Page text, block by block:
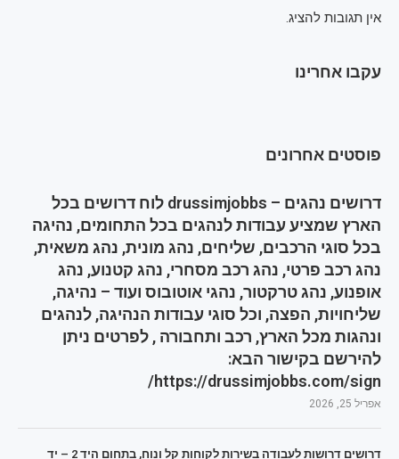
אין תגובות להציג.
עקבו אחרינו
פוסטים אחרונים
דרושים נהגים – drussimjobbs לוח דרושים בכל
הארץ שמציע עבודות לנהגים בכל התחומים, נהיגה
בכל סוגי הרכבים, שליחים, נהג מונית, נהג משאית,
נהג רכב פרטי, נהג רכב מסחרי, נהג קטנוע, נהג
אופנוע, נהג טרקטור, נהגי אוטובוס ועוד – נהיגה,
שליחויות, הפצה, וכל סוגי עבודות הנהיגה, לנהגים
ונהגות מכל הארץ, רכב ותחבורה , לפרטים ניתן
להירשם בקישור הבא:
https://drussimjobbs.com/sign/
אפריל 25, 2026
דרושים דרושות לעבודה בשירות לקוחות קל ונוח, בתחום היד 2 – יד